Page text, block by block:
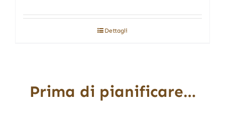
Dettagli
Prima di pianificare…